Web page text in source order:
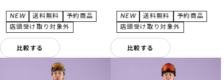
比較する 比較する